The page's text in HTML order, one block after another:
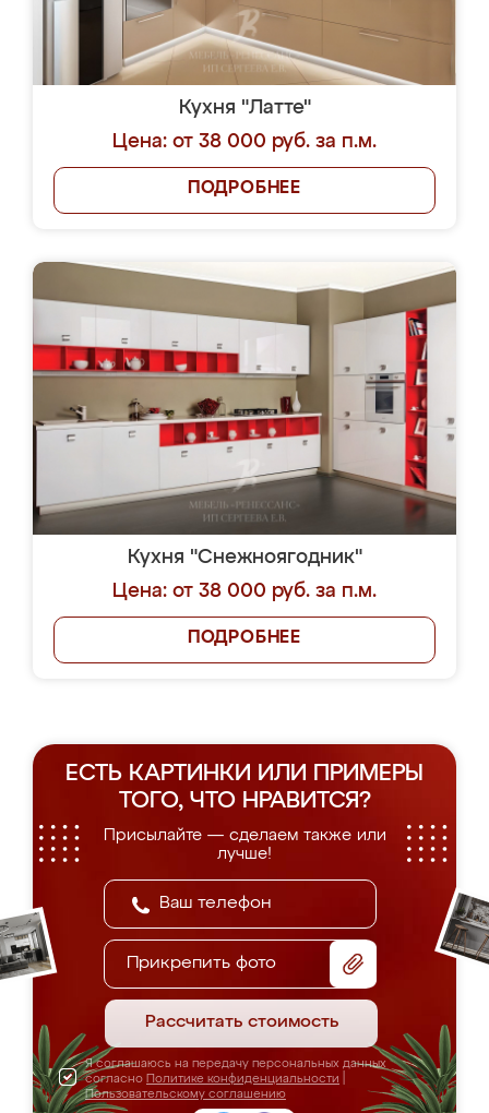
Кухня "Латте"
Цена: от 38 000 руб. за п.м.
ПОДРОБНЕЕ
Кухня "Снежноягодник"
Цена: от 38 000 руб. за п.м.
ПОДРОБНЕЕ
ЕСТЬ КАРТИНКИ ИЛИ ПРИМЕРЫ
ТОГО, ЧТО НРАВИТСЯ?
Присылайте — сделаем также или
лучше!
Прикрепить фото
Рассчитать стоимость
Я соглашаюсь на передачу персональных данных
согласно Политике конфиденциальности
Пользовательскому соглашению